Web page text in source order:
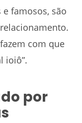
famosos, são
com que
ioiô”.
por